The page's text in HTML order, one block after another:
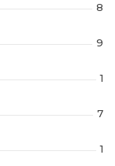
8
9
1
7
1